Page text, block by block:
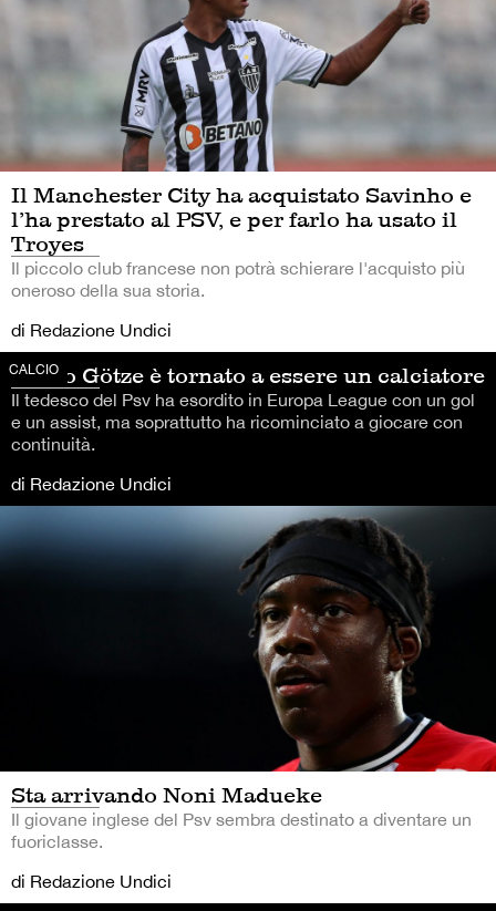
Il Manchester City ha acquistato Savinho e
l’ha prestato al PSV, e per farlo ha usato il
Troyes
Il piccolo club francese non potrà schierare l'acquisto più
oneroso della sua storia.
di Redazione Undici
CALCIO
Mario Götze è tornato a essere un calciatore
Il tedesco del Psv ha esordito in Europa League con un gol
e un assist, ma soprattutto ha ricominciato a giocare con
continuità.
di Redazione Undici
Sta arrivando Noni Madueke
Il giovane inglese del Psv sembra destinato a diventare un
fuoriclasse.
di Redazione Undici